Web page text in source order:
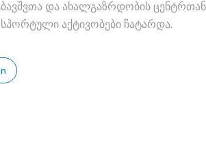
და ახალგაზრდობის
აქტივობები ჩატარდა.